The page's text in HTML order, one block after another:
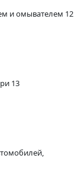
и омывателем 12
13